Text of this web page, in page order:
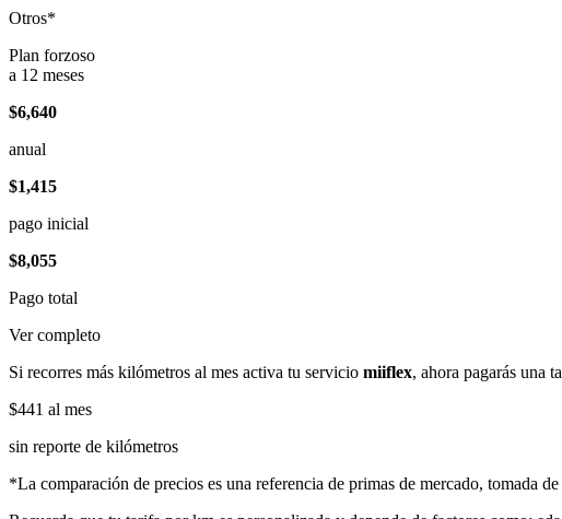
Otros*
Plan forzoso
a 12 meses
$6,640
anual
$1,415
pago inicial
$8,055
Pago total
Ver completo
Si recorres más kilómetros al mes activa tu servicio miiflex, ahora pagarás una
$441 al mes
sin reporte de kilómetros
*La comparación de precios es una referencia de primas de mercado, tomada